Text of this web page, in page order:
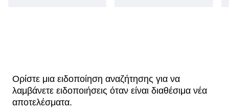
Ορίστε μια ειδοποίηση αναζήτησης για να
λαμβάνετε ειδοποιήσεις όταν είναι διαθέσιμα νέα
αποτελέσματα.